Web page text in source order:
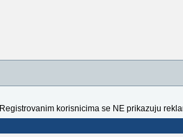
Registrovanim korisnicima se NE prikazuju